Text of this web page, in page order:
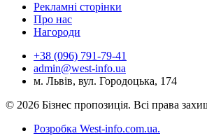
Рекламні сторінки
Про нас
Нагороди
+38 (096) 791-79-41
admin@west-info.ua
м. Львів, вул. Городоцька, 174
© 2026 Бізнес пропозиція. Всі права
Розробка West-info.com.ua.